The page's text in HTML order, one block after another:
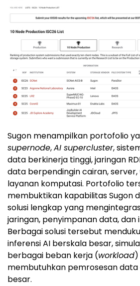
Sugon menampilkan portofolio
supernode,AI supercluster,
data berkinerja tinggi, jaringan
data berpendingin cairan, server,
layanan komputasi. Portofolio
membuktikan kapabilitas Sugon
solusi lengkap yang
jaringan, penyimpanan data, dan
Berbagai solusi tersebut
inferensi AI berskala besar,
berbagai beban kerja (workload
membutuhkan pemrosesan
besar.